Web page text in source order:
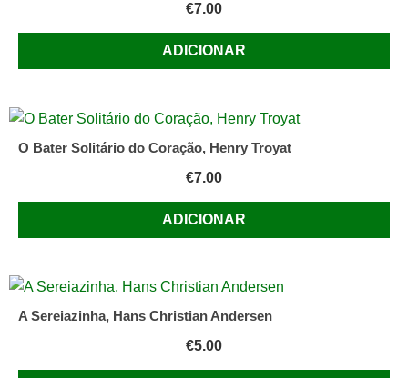
€7.00
ADICIONAR
O Bater Solitário do Coração, Henry Troyat
€7.00
ADICIONAR
A Sereiazinha, Hans Christian Andersen
€5.00